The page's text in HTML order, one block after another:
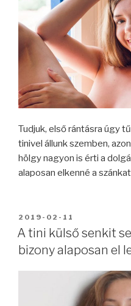
Tudjuk, első rántásra úgy
tinivel állunk szemben,
hölgy nagyon is érti a
alaposan elkenné a
BEKÜLDVE:
2019-02-11
A tini külső senkit
bizony alaposan el